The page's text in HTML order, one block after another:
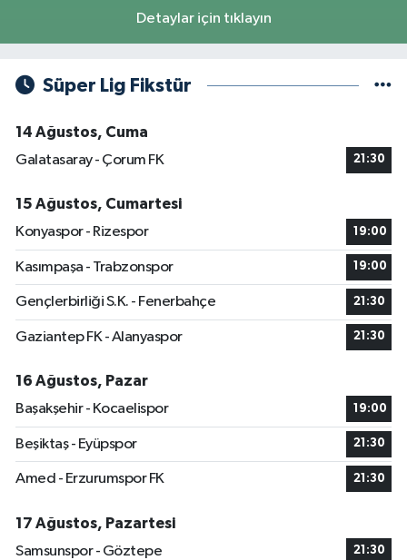
Detaylar için tıklayın
Süper Lig Fikstür
14 Ağustos, Cuma
Galatasaray - Çorum FK
21:30
15 Ağustos, Cumartesi
Konyaspor - Rizespor
19:00
Kasımpaşa - Trabzonspor 19:00
Gençlerbirliği S.K. - Fenerbahçe 21:30
Gaziantep FK - Alanyaspor 21:30
16 Ağustos, Pazar
Başakşehir - Kocaelispor
19:00
Beşiktaş - Eyüpspor 21:30
Amed - Erzurumspor FK 21:30
17 Ağustos, Pazartesi
Samsunspor - Göztepe
21:30